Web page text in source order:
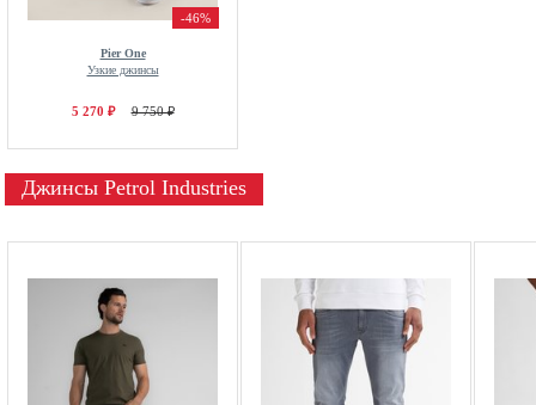
-46%
Pier One
Узкие джинсы
5 270 ₽ 9 750 ₽
Джинсы Petrol Industries